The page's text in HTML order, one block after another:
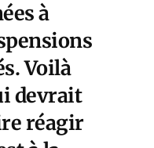
à
Voilà
devrait
réagir